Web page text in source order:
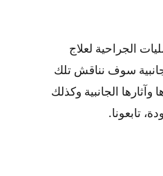
الجراحية لعلاج
سوف نناقش تلك
وآثارها الجانبية وكذلك
تابعونا.